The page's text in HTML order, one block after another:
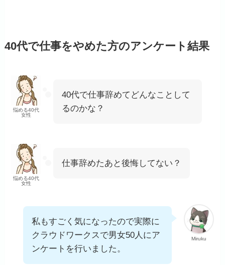
40代で仕事をやめた方のアンケート結果
悩める40代
女性
40代で仕事辞めてどんなことして
るのかな？
悩める40代
女性
仕事辞めたあと後悔してない？
Miruku
私もすごく気になったので実際に
クラウドワークスで男女50人にア
ンケートを行いました。